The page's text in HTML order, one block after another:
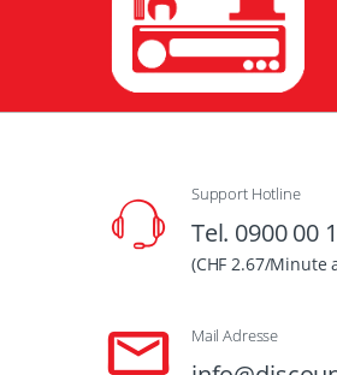
Support Hotline
Tel. 0900 00
(CHF 2.67/Minute
Mail Adresse